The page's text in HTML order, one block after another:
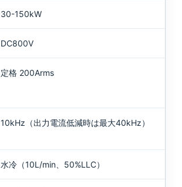
30-150kW
DC800V
定格 200Arms
10kHz（出力電流低減時は最大40kHz）
水冷（10L/min、50%LLC）